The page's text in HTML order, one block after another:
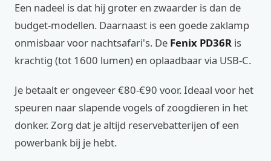
Een nadeel is dat hij groter en zwaarder is dan de
budget-modellen. Daarnaast is een goede zaklamp
onmisbaar voor nachtsafari's. De Fenix PD36R is
krachtig (tot 1600 lumen) en oplaadbaar via USB-C.
Je betaalt er ongeveer €80-€90 voor. Ideaal voor het
speuren naar slapende vogels of zoogdieren in het
donker. Zorg dat je altijd reservebatterijen of een
powerbank bij je hebt.